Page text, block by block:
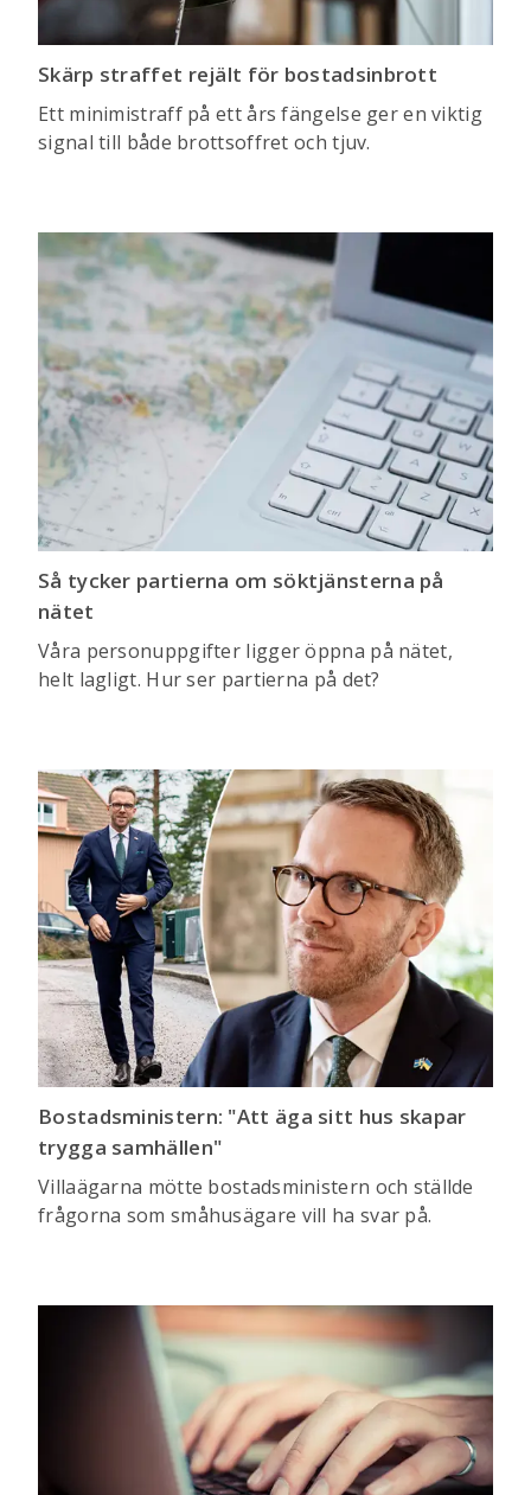
Skärp straffet rejält för bostadsinbrott
Ett minimistraff på ett års fängelse ger en viktig
signal till både brottsoffret och tjuv.
Så tycker partierna om söktjänsterna på
nätet
Våra personuppgifter ligger öppna på nätet,
helt lagligt. Hur ser partierna på det?
Bostadsministern: "Att äga sitt hus skapar
trygga samhällen"
Villaägarna mötte bostadsministern och ställde
frågorna som småhusägare vill ha svar på.